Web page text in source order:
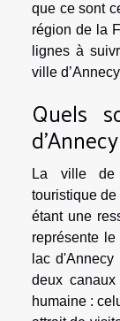
que ce sont
région de la
lignes à
ville
Quels
La ville
touristique
étant une
représente
lac
deux
humaine :